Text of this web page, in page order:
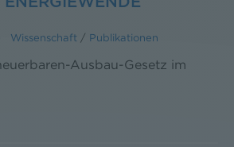
Wissenschaft / Publikationen
Ausbau-Gesetz im